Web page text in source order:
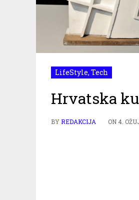
LifeStyle, Tech
Hrvatska
BYREDAKCIJA ON 4.